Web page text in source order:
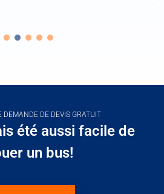
DEMANDE DE DEVIS GRATUIT
été aussi facile de
un bus!